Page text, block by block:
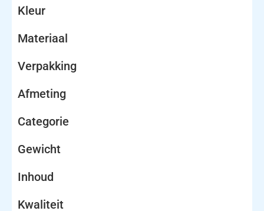
Kleur
Materiaal
Verpakking
Afmeting
Categorie
Gewicht
Inhoud
Kwaliteit